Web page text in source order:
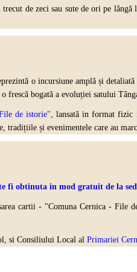
de zeci sau sute de ori pe
o incursiune amplă și
bogată a evoluției satului
de istorie", lansată in format fizic
tradițiile și evenimentele care au
fi obtinuta in mod gratuit de la
cartii - "Comuna Cernica - File
si Consiliului Local al Primariei